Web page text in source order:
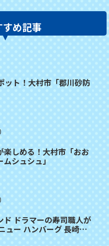
すめ記事
ット！大村市「郡川砂防
楽しめる！大村市「おお
シュシュ」
ド ドラマーの寿司職人が
ュー ハンバーグ 長崎市